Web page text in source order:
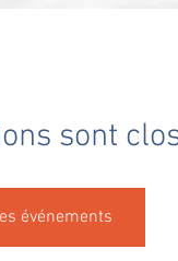
sont
événements